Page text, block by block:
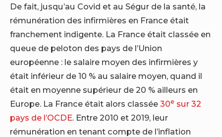
De fait, jusqu’au Covid et au Ségur de la santé, la
rémunération des infirmières en France était
franchement indigente. La France était classée en
queue de peloton des pays de l’Union
européenne : le salaire moyen des infirmières y
était inférieur de 10 % au salaire moyen, quand il
était en moyenne supérieur de 20 % ailleurs en
Europe. La France était alors classée 30e sur 32
pays de l’OCDE. Entre 2010 et 2019, leur
rémunération en tenant compte de l’inflation